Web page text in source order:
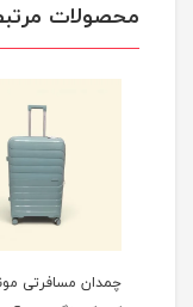
محصولات
چمدان مسافرتی